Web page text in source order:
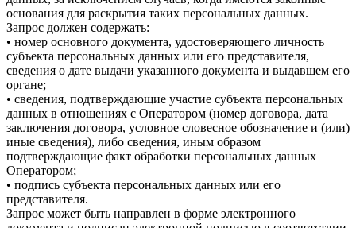
основания для раскрытия таких персональных данных.
Запрос должен содержать:
• номер основного документа, удостоверяющего личность
субъекта персональных данных или его представителя,
сведения о дате выдачи указанного документа и выдавшем его
органе;
• сведения, подтверждающие участие субъекта персональных
данных в отношениях с Оператором (номер договора, дата
заключения договора, условное словесное обозначение и (или)
иные сведения), либо сведения, иным образом
подтверждающие факт обработки персональных данных
Оператором;
• подпись субъекта персональных данных или его
представителя.
Запрос может быть направлен в форме электронного